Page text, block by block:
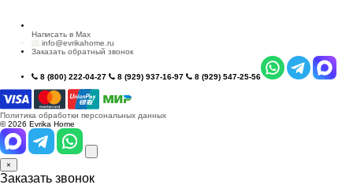
Написать в Max
info@evrikahome.ru
Заказать обратный звонок
8 (800) 222-04-27 8 (929) 937-16-97 8 (929) 547-25-56
Политика обработки персональных данных
© 2026 Evrika Home
×
Заказать звонок